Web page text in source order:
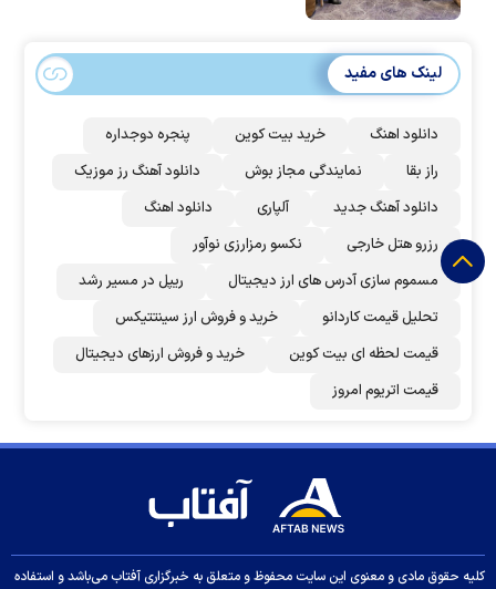
لینک های مفید
دانلود اهنگ خرید بیت کوین
پنجره دوجداره
راز بقا
نمایندگی مجاز بوش
دانلود آهنگ رز‌ موزیک
دانلود آهنگ جدید
آلپاری
دانلود اهنگ
رزرو هتل خارجی
نکسو رمزارزی نوآور
مسموم سازی آدرس های ارز دیجیتال
ریپل در مسیر رشد
تحلیل قیمت کاردانو
خرید و فروش ارز سینتتیکس
قیمت لحظه ای بیت کوین
خرید و فروش ارزهای دیجیتال
قیمت اتریوم امروز
کلیه حقوق مادی و معنوی این سایت محفوظ و متعلق به خبرگزاری آفتاب می‌باشد و استفاده